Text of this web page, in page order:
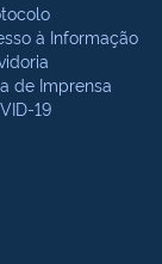
à Informação
de Imprensa
19